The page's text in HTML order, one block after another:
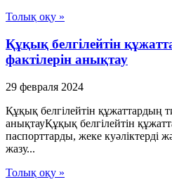
Толық оқу »
Құқық белгілейтін
фактілерін анықтау
29 февраля 2024
Құқық белгілейтін құжаттардың
анықтауҚұқық белгілейтін
паспорттарды, жеке куәліктерді
жазу...
Толық оқу »